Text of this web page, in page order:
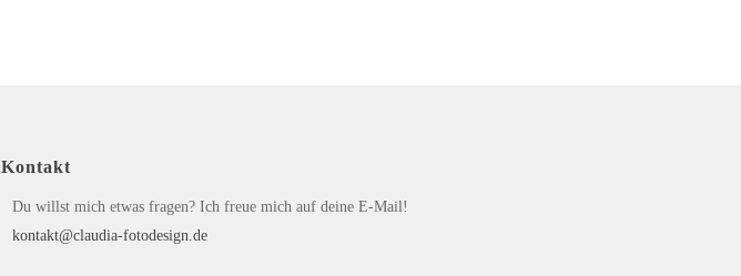
Kontakt
Du willst mich etwas fragen? Ich freue mich auf deine E-Mail!
kontakt@claudia-fotodesign.de